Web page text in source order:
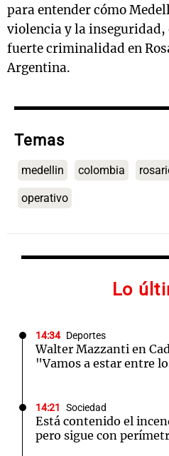
para entender cómo
violencia y la inseguridad,
fuerte criminalidad en
Argentina.
Temas
medellin colombia
operativo
Lo
14:34 Deportes
Walter Mazzanti en
"Vamos a estar entre
14:21 Sociedad
Está contenido el
pero sigue con